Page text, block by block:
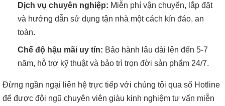
Dịch vụ chuyên nghiệp: Miễn phí vận chuyển, lắp đặt
và hướng dẫn sử dụng tận nhà một cách kín đáo, an
toàn.
Chế độ hậu mãi uy tín: Bảo hành lâu dài lên đến 5-7
năm, hỗ trợ kỹ thuật và bảo trì trọn đời sản phẩm 24/7.
Đừng ngần ngại liên hệ trực tiếp với chúng tôi qua số Hotline
để được đội ngũ chuyên viên giàu kinh nghiệm tư vấn miễn